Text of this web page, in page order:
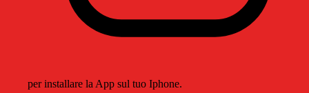
per installare la App sul tuo Iphone.